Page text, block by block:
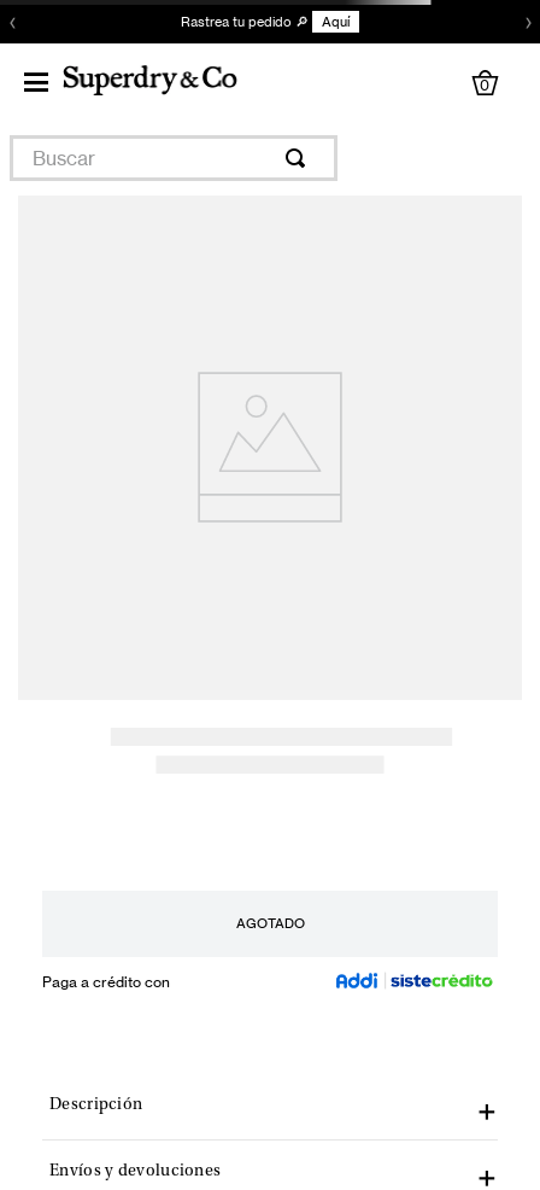
‹ Rastrea tu pedido 🔎 Aquí ›
0
Buscar
AGOTADO
Paga a crédito con
Descripción
Envíos y devoluciones